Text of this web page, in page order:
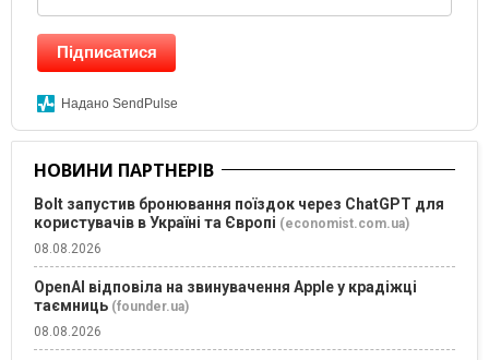
Підписатися
Надано SendPulse
НОВИНИ ПАРТНЕРІВ
Bolt запустив бронювання поїздок через ChatGPT для
користувачів в Україні та Європі (economist.com.ua)
08.08.2026
OpenAI відповіла на звинувачення Apple у крадіжці
таємниць (founder.ua)
08.08.2026